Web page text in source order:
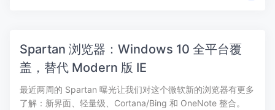
Spartan 浏览器：Windows 10 全平台覆
盖，替代 Modern 版 IE
最近两周的 Spartan 曝光让我们对这个微软新的浏览器有更多
了解：新界面、轻量级、Cortana/Bing 和 OneNote 整合。